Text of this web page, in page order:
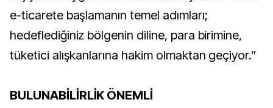
e-ticarete başlamanın temel adımları;
hedeflediğiniz bölgenin diline, para birimine,
tüketici alışkanlarına hakim olmaktan geçiyor.”
BULUNABİLİRLİK ÖNEMLİ